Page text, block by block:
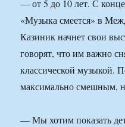
— от 5 до 10 лет. С
«Музыка смеется» в
Казиник начнет свои
говорят, что им важно
классической музыкой.
максимально смешным,
— Мы хотим показать